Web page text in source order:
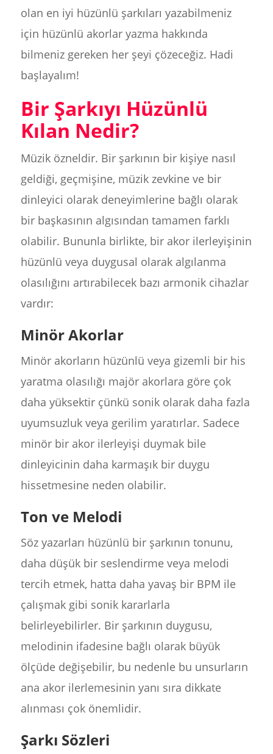
olan en iyi hüzünlü şarkıları yazabilmeniz
için hüzünlü akorlar yazma hakkında
bilmeniz gereken her şeyi çözeceğiz. Hadi
başlayalım!
Bir Şarkıyı Hüzünlü
Kılan Nedir?
Müzik özneldir. Bir şarkının bir kişiye nasıl
geldiği, geçmişine, müzik zevkine ve bir
dinleyici olarak deneyimlerine bağlı olarak
bir başkasının algısından tamamen farklı
olabilir. Bununla birlikte, bir akor ilerleyişinin
hüzünlü veya duygusal olarak algılanma
olasılığını artırabilecek bazı armonik cihazlar
vardır:
Minör Akorlar
Minör akorların hüzünlü veya gizemli bir his
yaratma olasılığı majör akorlara göre çok
daha yüksektir çünkü sonik olarak daha fazla
uyumsuzluk veya gerilim yaratırlar. Sadece
minör bir akor ilerleyişi duymak bile
dinleyicinin daha karmaşık bir duygu
hissetmesine neden olabilir.
Ton ve Melodi
Söz yazarları hüzünlü bir şarkının tonunu,
daha düşük bir seslendirme veya melodi
tercih etmek, hatta daha yavaş bir BPM ile
çalışmak gibi sonik kararlarla
belirleyebilirler. Bir şarkının duygusu,
melodinin ifadesine bağlı olarak büyük
ölçüde değişebilir, bu nedenle bu unsurların
ana akor ilerlemesinin yanı sıra dikkate
alınması çok önemlidir.
Şarkı Sözleri